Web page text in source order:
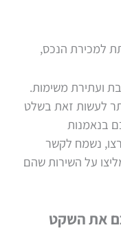
למכירת הנכס,
ועתירת משימות.
לעשות זאת בשלט
בנאמנות
נשמח לקשר
על השירות שהם
את השקט